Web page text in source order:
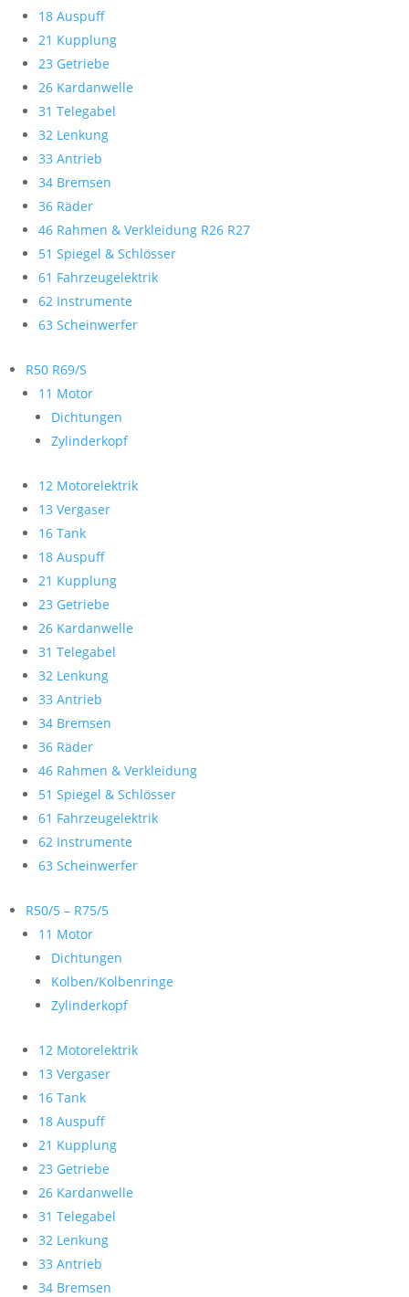
18 Auspuff
21 Kupplung
23 Getriebe
26 Kardanwelle
31 Telegabel
32 Lenkung
33 Antrieb
34 Bremsen
36 Räder
46 Rahmen & Verkleidung R26 R27
51 Spiegel & Schlösser
61 Fahrzeugelektrik
62 Instrumente
63 Scheinwerfer
R50 R69/S
11 Motor
Dichtungen
Zylinderkopf
12 Motorelektrik
13 Vergaser
16 Tank
18 Auspuff
21 Kupplung
23 Getriebe
26 Kardanwelle
31 Telegabel
32 Lenkung
33 Antrieb
34 Bremsen
36 Räder
46 Rahmen & Verkleidung
51 Spiegel & Schlösser
61 Fahrzeugelektrik
62 Instrumente
63 Scheinwerfer
R50/5 – R75/5
11 Motor
Dichtungen
Kolben/Kolbenringe
Zylinderkopf
12 Motorelektrik
13 Vergaser
16 Tank
18 Auspuff
21 Kupplung
23 Getriebe
26 Kardanwelle
31 Telegabel
32 Lenkung
33 Antrieb
34 Bremsen